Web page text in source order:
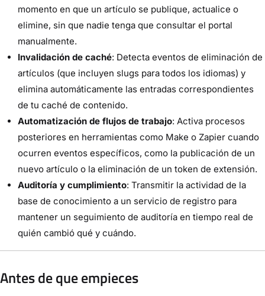
momento en que un artículo se publique, actualice o
elimine, sin que nadie tenga que consultar el portal
manualmente.
Invalidación de caché: Detecta eventos de eliminación de
artículos (que incluyen slugs para todos los idiomas) y
elimina automáticamente las entradas correspondientes
de tu caché de contenido.
Automatización de flujos de trabajo: Activa procesos
posteriores en herramientas como Make o Zapier cuando
ocurren eventos específicos, como la publicación de un
nuevo artículo o la eliminación de un token de extensión.
Auditoría y cumplimiento: Transmitir la actividad de la
base de conocimiento a un servicio de registro para
mantener un seguimiento de auditoría en tiempo real de
quién cambió qué y cuándo.
Antes de que empieces